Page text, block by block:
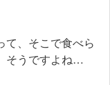
て、そこで食べら
そうですよね…